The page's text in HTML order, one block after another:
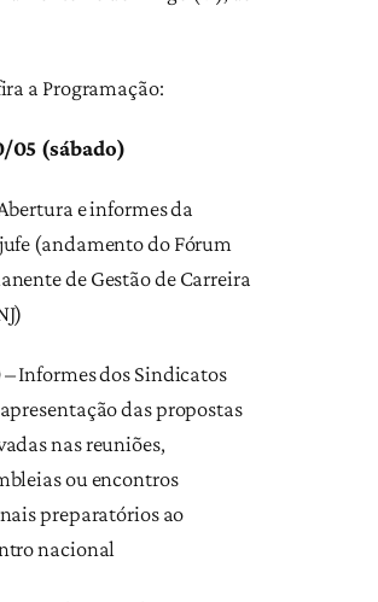
a Programação:
05 (sábado)
e informes da
(andamento do Fórum
de Gestão de Carreira
Informes dos Sindicatos
das propostas
nas reuniões,
ou encontros
preparatórios ao
nacional